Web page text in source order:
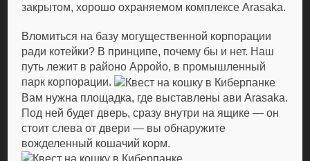
закрытом, хорошо охраняемом комплексе Arasaka.
Вломиться на базу могущественной корпорации
ради котейки? В принципе, почему бы и нет. Наш
путь лежит в районо Арройо, в промышленный
парк корпорации.
Вам нужна площадка, где выставлены ави Arasaka.
Под ней будет дверь, сразу внутри на ящике — он
стоит слева от двери — вы обнаружите
вожделенный кошачий корм.